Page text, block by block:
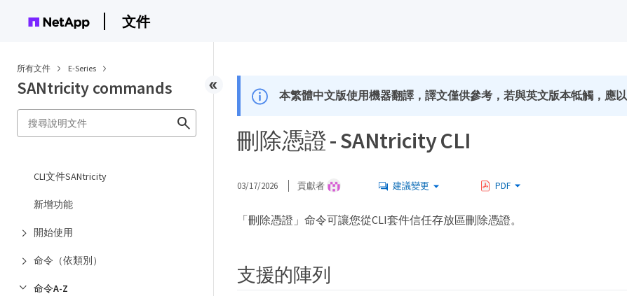
文件
所有文件 E-Series
SANtricity commands
CLI文件SANtricity
新增功能
開始使用
命令（依類別）
命令A-Z
本繁體中文版使用機器翻譯，譯文僅供參考，若與英文版本牴觸，應以
刪除憑證 - SANtricity CLI
03/17/2026 貢獻者 建議變更 PDF
「刪除憑證」命令可讓您從CLI套件信任存放區刪除憑證。
支援的陣列